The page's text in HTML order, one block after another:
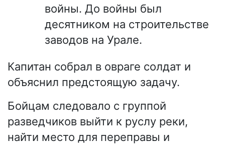
войны. До войны был
десятником на строительстве
заводов на Урале.
Капитан собрал в овраге солдат и
объяснил предстоящую задачу.
Бойцам следовало с группой
разведчиков выйти к руслу реки,
найти место для переправы и